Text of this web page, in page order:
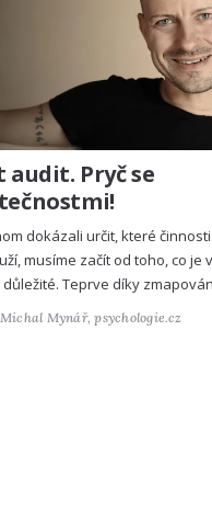
audit. Pryč se
dokázali určit, které
musíme začít od toho, co je
důležité. Teprve díky
Michal Mynář,psychologie.cz